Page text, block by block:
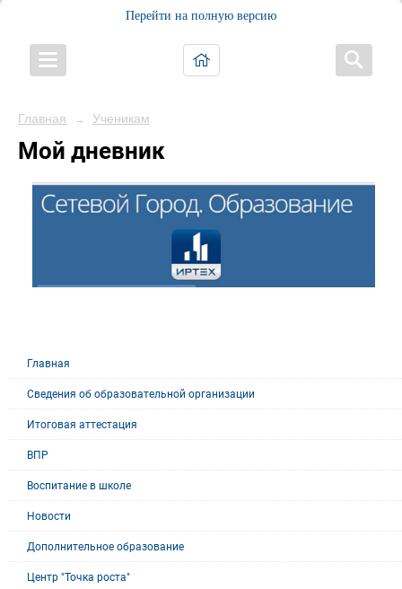
Перейти на полную версию
Главная → Ученикам
Мой дневник
Главная
Сведения об образовательной организации
Итоговая аттестация
ВПР
Воспитание в школе
Новости
Дополнительное образование
Центр "Точка роста"